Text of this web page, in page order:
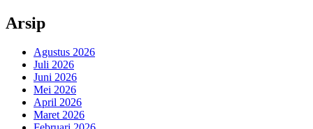
Arsip
Agustus 2026
Juli 2026
Juni 2026
Mei 2026
April 2026
Maret 2026